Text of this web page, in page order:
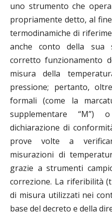
uno strumento che
propriamente detto, al
termodinamiche di
anche conto della sua
corretto funzionamento
misura della
pressione; pertanto,
formali (come la
supplementare “M”)
dichiarazione di
prove volte a
misurazioni di
grazie a strumenti
correzione. La riferibilità
di misura utilizzati nei
base del decreto e della